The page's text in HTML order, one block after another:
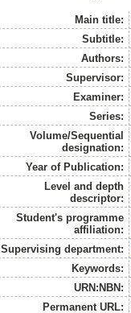
Main title:
Subtitle:
Authors:
Supervisor:
Examiner:
Series:
Volume/Sequential
designation:
Year of Publication:
Level and depth
descriptor:
Student's programme
affiliation:
Supervising department:
Keywords:
URN:NBN:
Permanent URL: